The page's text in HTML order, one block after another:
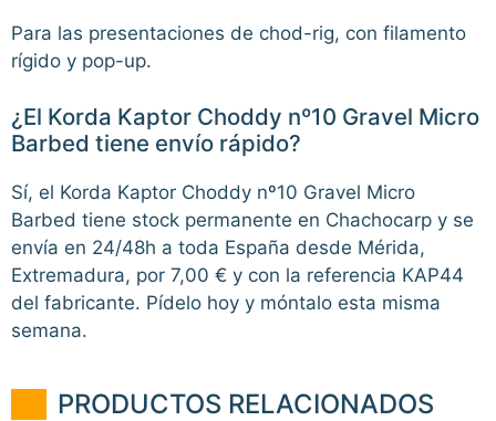
Para las presentaciones de chod-rig, con filamento
rígido y pop-up.
¿El Korda Kaptor Choddy nº10 Gravel Micro
Barbed tiene envío rápido?
Sí, el Korda Kaptor Choddy nº10 Gravel Micro
Barbed tiene stock permanente en Chachocarp y se
envía en 24/48h a toda España desde Mérida,
Extremadura, por 7,00 € y con la referencia KAP44
del fabricante. Pídelo hoy y móntalo esta misma
semana.
PRODUCTOS RELACIONADOS